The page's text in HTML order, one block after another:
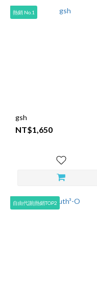
熱銷 No.1
gsh
NT$1,650
自由代謝|熱銷TOP2